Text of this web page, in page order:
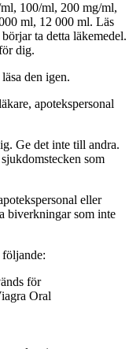
100/ml, 200 mg/ml,
ml, 12 000 ml. Läs
ta detta läkemedel.
dig.
den igen.
apotekspersonal
Ge det inte till andra.
som
eller
biverkningar som inte
:
för
Oral